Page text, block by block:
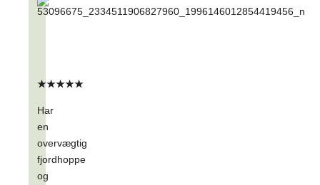
★★★★★
Har
en
overvægtig
fjordhoppe
og